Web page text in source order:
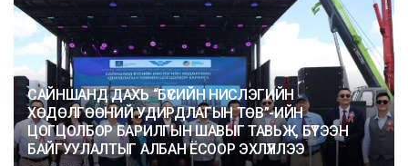
САЙНШАНД ДАХЬ “БҮСИЙН НИСЛЭГИЙН
ХӨДӨЛГӨӨНИЙ УДИРДЛАГЫН ТӨВ”-ИЙН
ЦОГЦОЛБОР БАРИЛГЫН ШАВЫГ ТАВЬЖ, БҮТЭЭН
БАЙГУУЛАЛТЫГ АЛБАН ЁСООР ЭХЛҮҮЛЛЭЭ